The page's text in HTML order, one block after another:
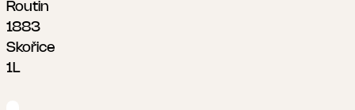
Routin
1883
Skořice
1L